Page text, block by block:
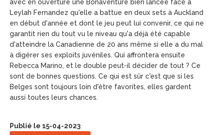
avec en ouverture une Bonaventure bien lancée face à
Leylah Fernandez qu'elle a battue en deux sets à Auckland
en début d'année et dont le jeu peut lui convenir, ce qui ne
garantit rien du tout vu le niveau qu'a déjà été capable
d'atteindre la Canadienne de 20 ans même si elle a du mal
à digérer ses exploits juvéniles. Qui affrontera ensuite
Rebecca Marino, et le double peut-il décider de tout ? Ce
sont de bonnes questions. Ce qui est sûr c'est que si les
Belges sont toujours loin d'être favorites, elles gardent
aussi toutes leurs chances.
Publié le 15-04-2023